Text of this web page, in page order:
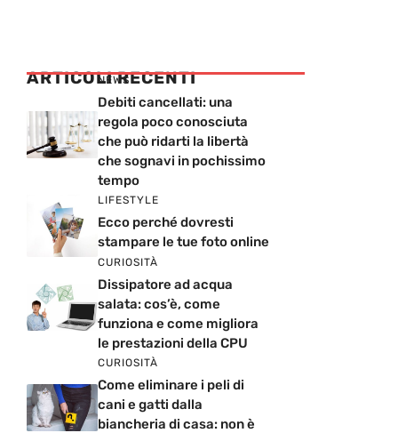
ARTICOLI RECENTI
NEWS
Debiti cancellati: una
regola poco conosciuta
che può ridarti la libertà
che sognavi in pochissimo
tempo
LIFESTYLE
Ecco perché dovresti
stampare le tue foto online
CURIOSITÀ
Dissipatore ad acqua
salata: cos’è, come
funziona e come migliora
le prestazioni della CPU
CURIOSITÀ
Come eliminare i peli di
cani e gatti dalla
biancheria di casa: non è